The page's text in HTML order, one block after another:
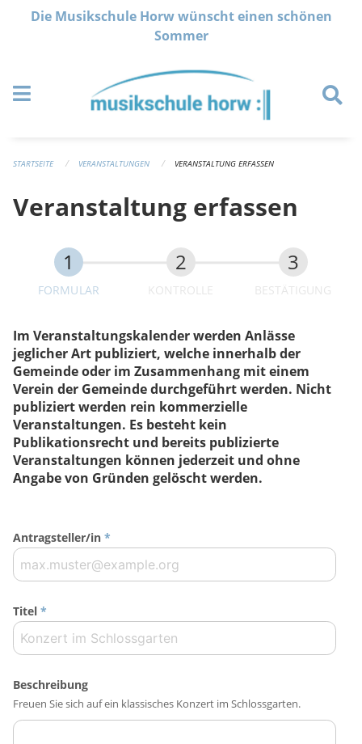
Navigation überspringen
Die Musikschule Horw wünscht einen schönen
Sommer
STARTSEITE VERANSTALTUNGEN VERANSTALTUNG ERFASSEN
Veranstaltung erfassen
FORMULAR KONTROLLE BESTÄTIGUNG
Im Veranstaltungskalender werden Anlässe
jeglicher Art publiziert, welche innerhalb der
Gemeinde oder im Zusammenhang mit einem
Verein der Gemeinde durchgeführt werden. Nicht
publiziert werden rein kommerzielle
Veranstaltungen. Es besteht kein
Publikationsrecht und bereits publizierte
Veranstaltungen können jederzeit und ohne
Angabe von Gründen gelöscht werden.
Antragsteller/in *
Titel *
Beschreibung
Freuen Sie sich auf ein klassisches Konzert im Schlossgarten.